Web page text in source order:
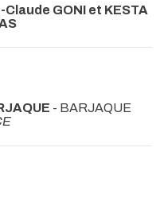
Claude GONI et KESTA
- BARJAQUE